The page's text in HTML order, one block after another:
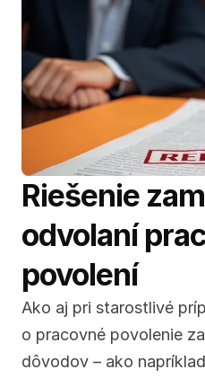
Riešenie
odvolaní
povolení
Ako aj pri starostlivé
o pracovné povolenie
dôvodov – ako